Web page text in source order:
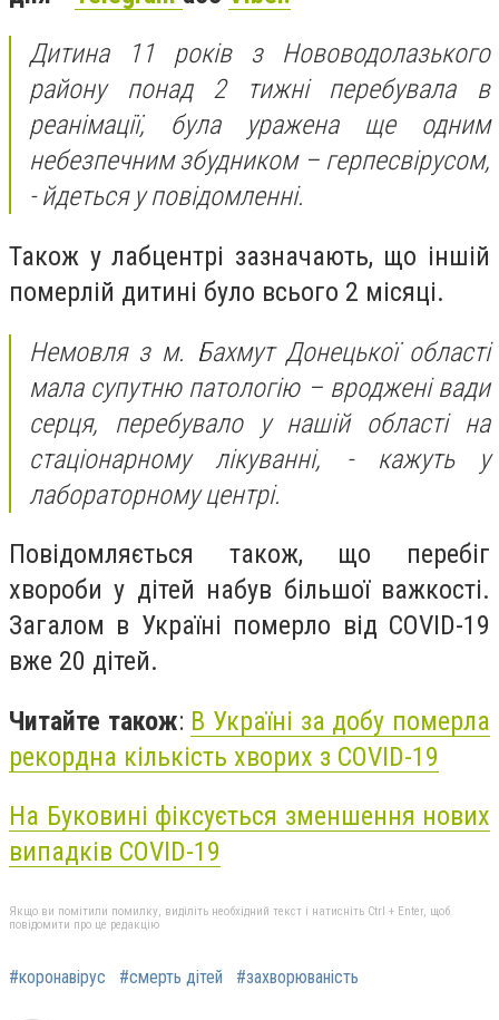
Дитина 11 років з Нововодолазького
району понад 2 тижні перебувала в
реанімації, була уражена ще одним
небезпечним збудником – герпесвірусом,
- йдеться у повідомленні.
Також у лабцентрі зазначають, що іншій
померлій дитині було всього 2 місяці.
Немовля з м. Бахмут Донецької області
мала супутню патологію – вроджені вади
серця, перебувало у нашій області на
стаціонарному лікуванні, - кажуть у
лабораторному центрі.
Повідомляється також, що перебіг
хвороби у дітей набув більшої важкості.
Загалом в Україні померло від СОVID-19
вже 20 дітей.
Читайте також: В Україні за добу померла
рекордна кількість хворих з COVID-19
На Буковині фіксується зменшення нових
випадків COVID-19
Якщо ви помітили помилку, виділіть необхідний текст і натисніть Ctrl + Enter, щоб
повідомити про це редакцію
#коронавірус #смерть дітей #захворюваність